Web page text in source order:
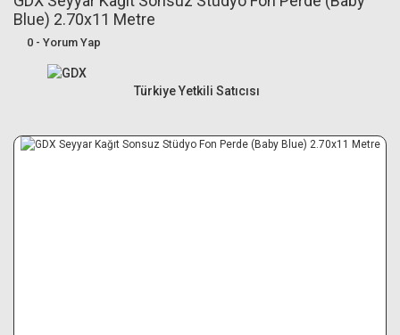
Canon R6 Mark IIIBundle Setler
Blue) 2.70x11 Metre
0 - Yorum Yap
Türkiye Yetkili Satıcısı